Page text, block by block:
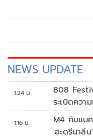
NEWS UPDATE
1:24 น.
808
ระเบิดคว
1:16 น.
M4 คัมแบ
'อะดรีนาลี